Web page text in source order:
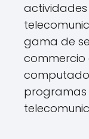
gama de
commercio
programas